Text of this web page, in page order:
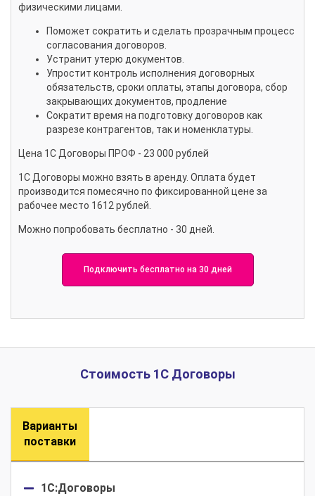
физическими лицами.
Поможет сократить и сделать прозрачным процесс
согласования договоров.
Устранит утерю документов.
Упростит контроль исполнения договорных
обязательств, сроки оплаты, этапы договора, сбор
закрывающих документов, продление
Сократит время на подготовку договоров как
разрезе контрагентов, так и номенклатуры.
Цена 1С Договоры ПРОФ - 23 000 рублей
1С Договоры можно взять в аренду. Оплата будет
производится помесячно по фиксированной цене за
рабочее место 1612 рублей.
Можно попробовать бесплатно - 30 дней.
Подключить бесплатно на 30 дней
Стоимость 1С Договоры
Варианты
поставки
1С:Договоры